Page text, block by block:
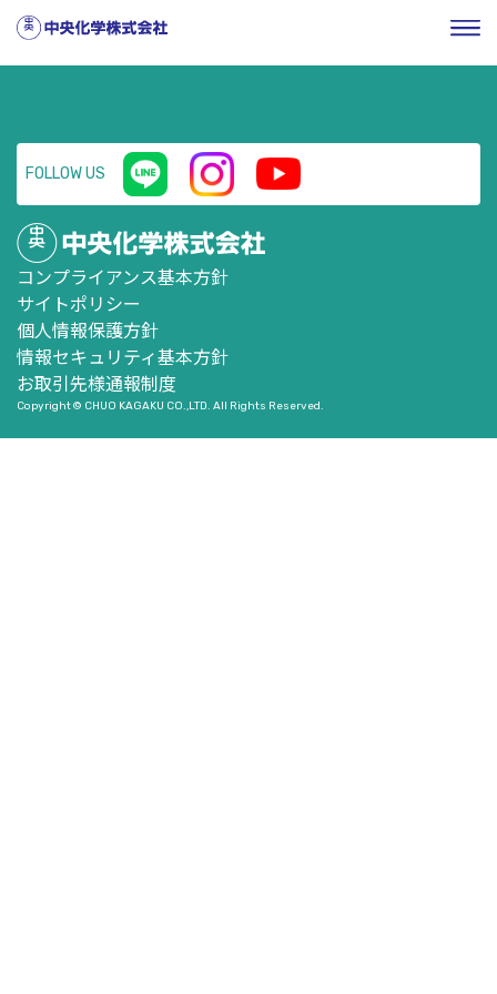
HOME／企業情報
／
2021年3月期 第2四半期決算説明会 プレゼンテーション資料
FOLLOW US
コンプライアンス基本方針
サイトポリシー
個人情報保護方針
情報セキュリティ基本方針
お取引先様通報制度
Copyright © CHUO KAGAKU CO.,LTD. All Rights Reserved.